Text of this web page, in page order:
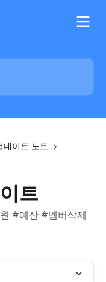
데이트 노트
트
#예산 #멤버삭제